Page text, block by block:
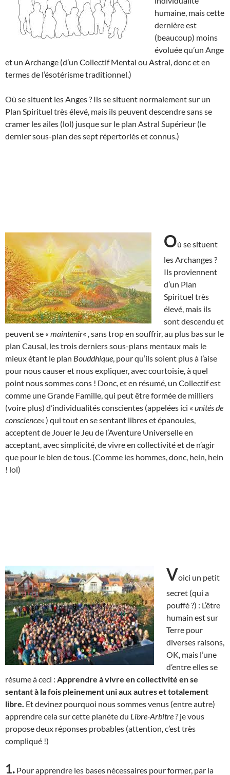
humaine, mais cette
dernière est
(beaucoup) moins
évoluée qu’un Ange
et un Archange (d’un Collectif Mental ou Astral, donc et en
termes de l’ésotérisme traditionnel.)
Où se situent les Anges ? Ils se situent normalement sur un
Plan Spirituel très élevé, mais ils peuvent descendre sans se
cramer les ailes (lol) jusque sur le plan Astral Supérieur (le
dernier sous-plan des sept répertoriés et connus.)
Où se situent
les Archanges ?
Ils proviennent
d’un Plan
Spirituel très
élevé, mais ils
sont descendu et
peuvent se « maintenir« , sans trop en souffrir, au plus bas sur le
plan Causal, les trois derniers sous-plans mentaux mais le
mieux étant le plan Bouddhique , pour qu’ils soient plus à l’aise
pour nous causer et nous expliquer, avec courtoisie, à quel
point nous sommes cons ! Donc, et en résumé, un Collectif est
comme une Grande Famille, qui peut être formée de milliers
(voire plus) d’individualités conscientes (appelées ici « unités de
conscience« ) qui tout en se sentant libres et épanouies,
acceptent de Jouer le Jeu de l’Aventure Universelle en
acceptant, avec simplicité, de vivre en collectivité et de n’agir
que pour le bien de tous. (Comme les hommes, donc, hein, hein
! lol)
Voici un petit
secret (qui a
pouffé ?) : L’être
humain est sur
Terre pour
diverses raisons,
OK, mais l’une
d’entre elles se
résume à ceci : Apprendre à vivre en collectivité en se
sentant à la fois pleinement uni aux autres et totalement
libre. Et devinez pourquoi nous sommes venus (entre autre)
apprendre cela sur cette planète du Libre-Arbitre ?je vous
propose deux réponses probables (attention, c’est très
compliqué !)
1. Pour apprendre les bases nécessaires pour former, par la